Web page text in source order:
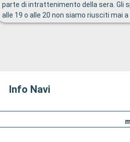
parte di intrattenimento della sera. Gli
alle 19 o alle 20 non siamo riusciti mai a
(gli americani mangiano alle 17/18) e
Info Navi
m